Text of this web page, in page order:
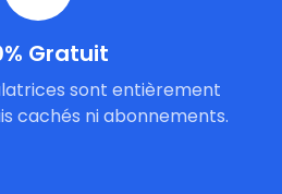
Gratuit
sont entièrement
cachés ni abonnements.